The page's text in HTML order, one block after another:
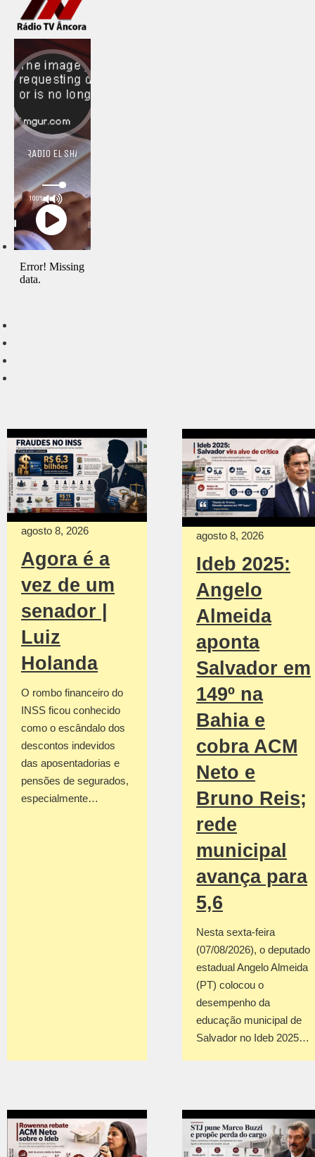
agosto 8, 2026
Agora é a
vez de um
senador |
Luiz
Holanda
O rombo financeiro do
INSS ficou conhecido
como o escândalo dos
descontos indevidos
das aposentadorias e
pensões de segurados,
especialmente…
agosto 8, 2026
Ideb 2025:
Angelo
Almeida
aponta
Salvador em
149º na
Bahia e
cobra ACM
Neto e
Bruno Reis;
rede
municipal
avança para
5,6
Nesta sexta-feira
(07/08/2026), o deputado
estadual Angelo Almeida
(PT) colocou o
desempenho da
educação municipal de
Salvador no Ideb 2025…